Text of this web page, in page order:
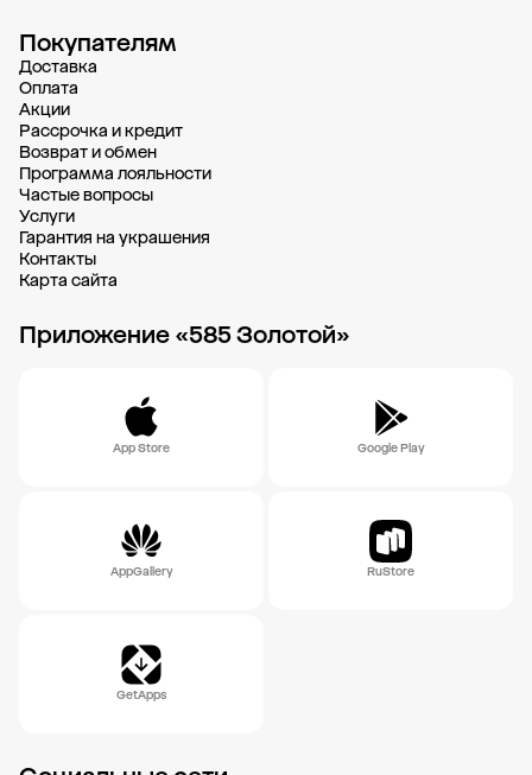
Покупателям
Доставка
Oплата
Акции
Рассрочка и кредит
Возврат и обмен
Программа лояльности
Частые вопросы
Услуги
Гарантия на украшения
Контакты
Карта сайта
Приложение «585 Золотой»
App Store Google Play
AppGallery RuStore
GetApps